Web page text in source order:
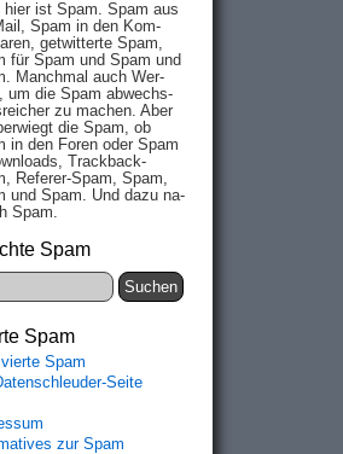
hier ist Spam. Spam aus
Spam in den Kom­
ge­twit­ter­te Spam,
für Spam und Spam und
Manch­mal auch Wer­
um die Spam ab­wechs­
zu mach­en. Aber
die Spam, ob
in den Fo­ren oder Spam
Track­back-
Re­fe­rer-Spam, Spam,
und Spam. Und da­zu na­
Spam.
Spam
Spam
Spam
Seite
zur Spam